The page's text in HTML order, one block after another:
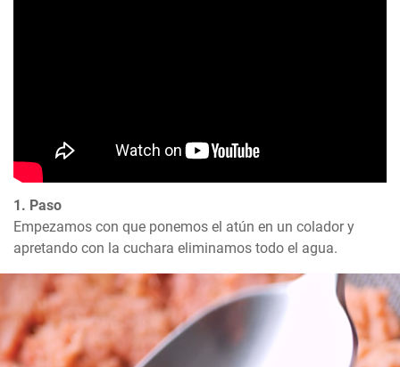
1. Paso
Empezamos con que ponemos el atún en un colador y
apretando con la cuchara eliminamos todo el agua.